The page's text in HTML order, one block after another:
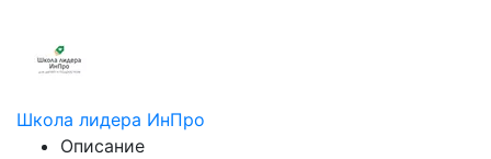
Школа лидера ИнПро
Описание